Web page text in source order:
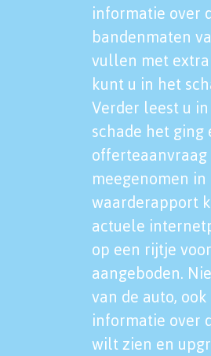
informatie over
bandenmaten
vullen met
kunt u in het
Verder leest u
schade het
offerteaanvraag
meegenomen
waarderapport
actuele
op een rijtje
aangeboden.
van de auto,
informatie over
wilt zien en